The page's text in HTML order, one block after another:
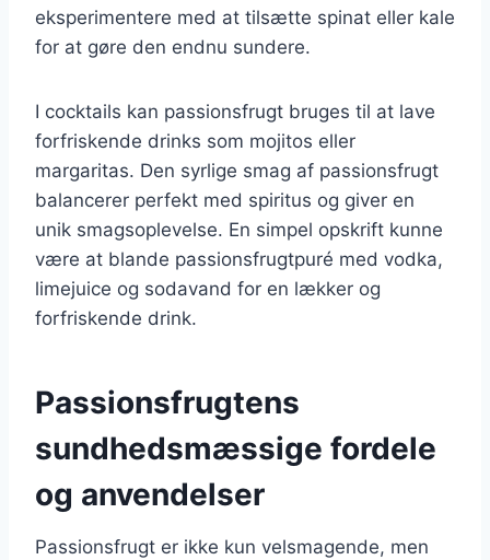
eksperimentere med at tilsætte spinat eller kale
for at gøre den endnu sundere.
I cocktails kan passionsfrugt bruges til at lave
forfriskende drinks som mojitos eller
margaritas. Den syrlige smag af passionsfrugt
balancerer perfekt med spiritus og giver en
unik smagsoplevelse. En simpel opskrift kunne
være at blande passionsfrugtpuré med vodka,
limejuice og sodavand for en lækker og
forfriskende drink.
Passionsfrugtens
sundhedsmæssige fordele
og anvendelser
Passionsfrugt er ikke kun velsmagende, men